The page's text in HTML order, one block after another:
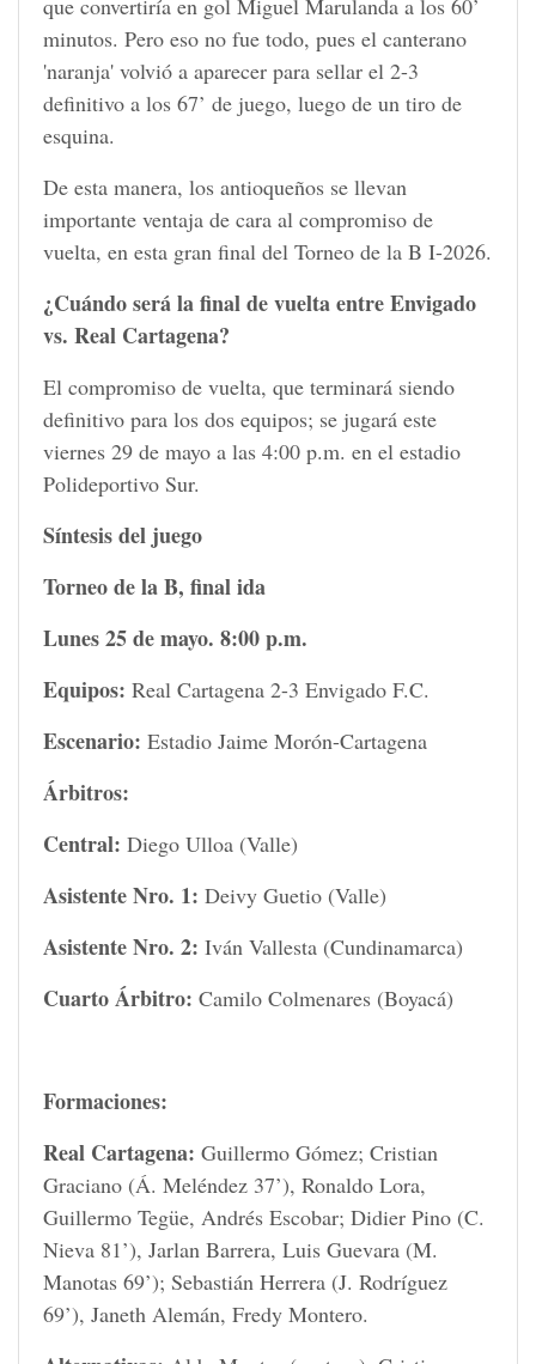
que convertiría en gol Miguel Marulanda a los 60’
minutos. Pero eso no fue todo, pues el canterano
'naranja' volvió a aparecer para sellar el 2-3
definitivo a los 67’ de juego, luego de un tiro de
esquina.
De esta manera, los antioqueños se llevan
importante ventaja de cara al compromiso de
vuelta, en esta gran final del Torneo de la B I-2026.
¿Cuándo será la final de vuelta entre Envigado
vs. Real Cartagena?
El compromiso de vuelta, que terminará siendo
definitivo para los dos equipos; se jugará este
viernes 29 de mayo a las 4:00 p.m. en el estadio
Polideportivo Sur.
Síntesis del juego
Torneo de la B, final ida
Lunes 25 de mayo. 8:00 p.m.
Equipos: Real Cartagena 2-3 Envigado F.C.
Escenario: Estadio Jaime Morón-Cartagena
Árbitros:
Central: Diego Ulloa (Valle)
Asistente Nro. 1: Deivy Guetio (Valle)
Asistente Nro. 2: Iván Vallesta (Cundinamarca)
Cuarto Árbitro: Camilo Colmenares (Boyacá)
Formaciones:
Real Cartagena: Guillermo Gómez; Cristian
Graciano (Á. Meléndez 37’), Ronaldo Lora,
Guillermo Tegüe, Andrés Escobar; Didier Pino (C.
Nieva 81’), Jarlan Barrera, Luis Guevara (M.
Manotas 69’); Sebastián Herrera (J. Rodríguez
69’), Janeth Alemán, Fredy Montero.